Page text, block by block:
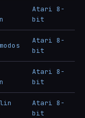
Atari 8-
bit
Atari 8-
bit
Atari 8-
bit
Atari 8-
bit